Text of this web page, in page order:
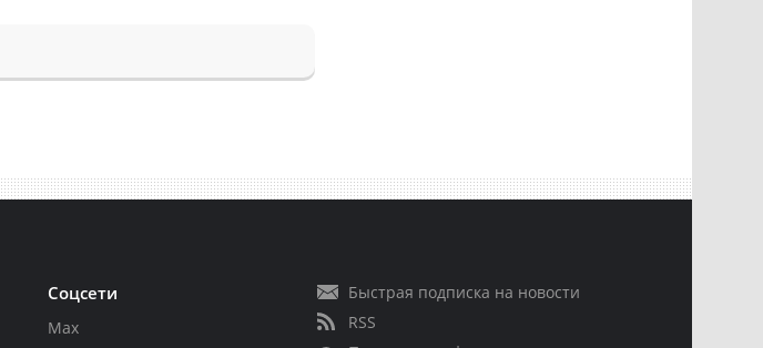
Соцсети
Max
Быстрая подписка на новости
RSS